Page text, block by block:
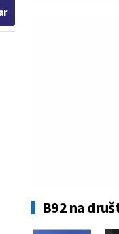
B92 na